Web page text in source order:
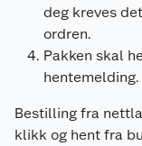
deg kreves
ordren.
Pakken skal
hentemelding.
Bestilling fra
klikk og hent fra